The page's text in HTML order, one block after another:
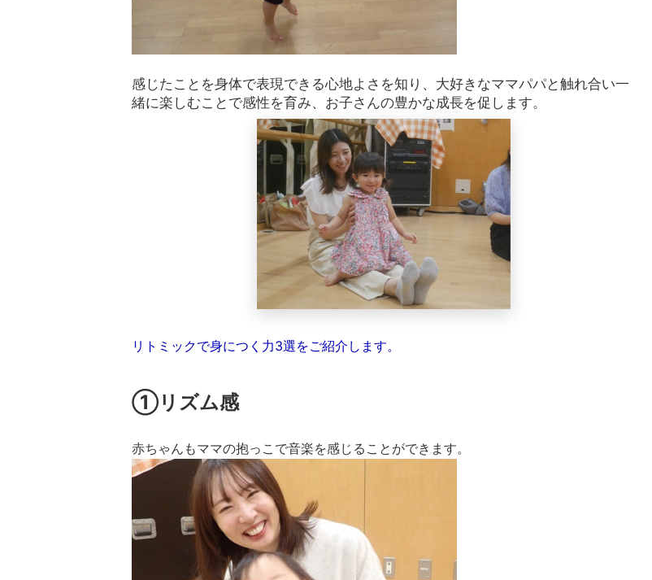
感じたことを身体で表現できる心地よさを知り、 大好きなママパパと触れ合い一
緒に楽しむことで感性を育み、 お子さんの豊かな成長を促します。
リトミックで身につく力3選をご紹介します。
①リズム感
赤ちゃんもママの抱っこで音楽を感じることができます。